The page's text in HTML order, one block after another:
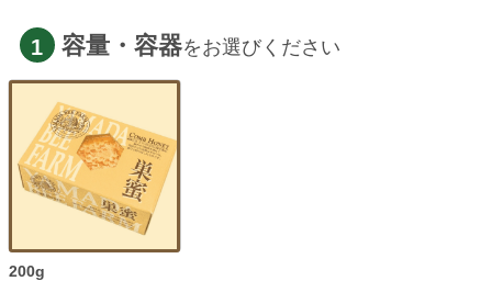
1 容量・容器をお選びください
200g